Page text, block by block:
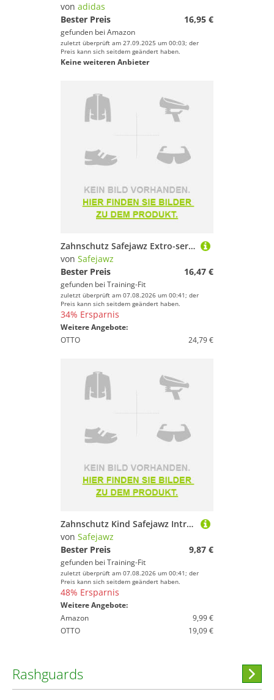
von adidas
Bester Preis
16,95 €
gefunden bei Amazon
zuletzt überprüft am 27.09.2025 um 00:03; der
Preis kann sich seitdem geändert haben.
Keine weiteren Anbieter
Zahnschutz Safejawz Extro-series Moustache
von Safejawz
Bester Preis
16,47 €
gefunden bei Training-Fit
zuletzt überprüft am 07.08.2026 um 00:41; der
Preis kann sich seitdem geändert haben.
34% Ersparnis
Weitere Angebote:
OTTO
24,79 €
Zahnschutz Kind Safejawz Intro-series
von Safejawz
Bester Preis
9,87 €
gefunden bei Training-Fit
zuletzt überprüft am 07.08.2026 um 00:41; der
Preis kann sich seitdem geändert haben.
48% Ersparnis
Weitere Angebote:
Amazon
9,99 €
OTTO
19,09 €
Rashguards